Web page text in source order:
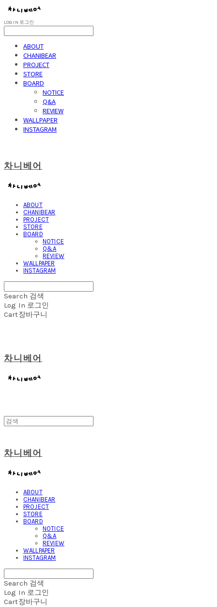
LOG IN 로그인
ABOUT
CHANIBEAR
PROJECT
STORE
BOARD
NOTICE
Q&A
REVIEW
WALLPAPER
INSTAGRAM
차니베어
ABOUT
CHANIBEAR
PROJECT
STORE
BOARD
NOTICE
Q&A
REVIEW
WALLPAPER
INSTAGRAM
Search 검색
Log In 로그인
Cart장바구니
차니베어
차니베어
ABOUT
CHANIBEAR
PROJECT
STORE
BOARD
NOTICE
Q&A
REVIEW
WALLPAPER
INSTAGRAM
Search 검색
Log In 로그인
Cart장바구니